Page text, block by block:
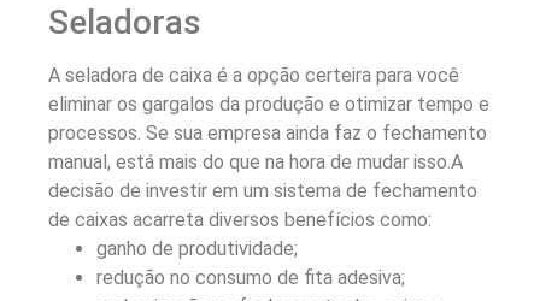
Seladoras
A seladora de caixa é a opção certeira para você
eliminar os gargalos da produção e otimizar tempo e
processos. Se sua empresa ainda faz o fechamento
manual, está mais do que na hora de mudar isso.A
decisão de investir em um sistema de fechamento
de caixas acarreta diversos benefícios como:
ganho de produtividade;
redução no consumo de fita adesiva;